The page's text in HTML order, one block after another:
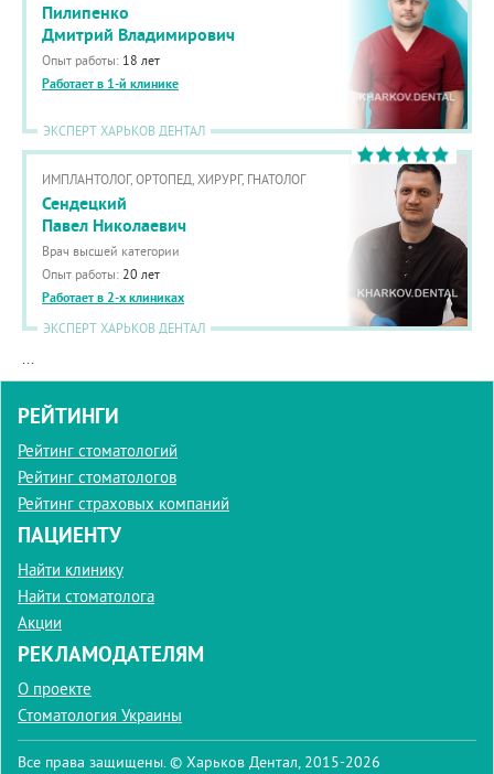
Пилипенко
Дмитрий Владимирович
Опыт работы: 18 лет
Работает в 1-й клинике
ЭКСПЕРТ ХАРЬКОВ ДЕНТАЛ
ИМПЛАНТОЛОГ, ОРТОПЕД, ХИРУРГ, ГНАТОЛОГ
Сендецкий
Павел Николаевич
Врач высшей категории
Опыт работы: 20 лет
Работает в 2-х клиниках
ЭКСПЕРТ ХАРЬКОВ ДЕНТАЛ
...
РЕЙТИНГИ
Рейтинг стоматологий
Рейтинг стоматологов
Рейтинг страховых компаний
ПАЦИЕНТУ
Найти клинику
Найти стоматолога
Акции
РЕКЛАМОДАТЕЛЯМ
О проекте
Стоматология Украины
Все права защищены. © Харьков Дентал, 2015-2026